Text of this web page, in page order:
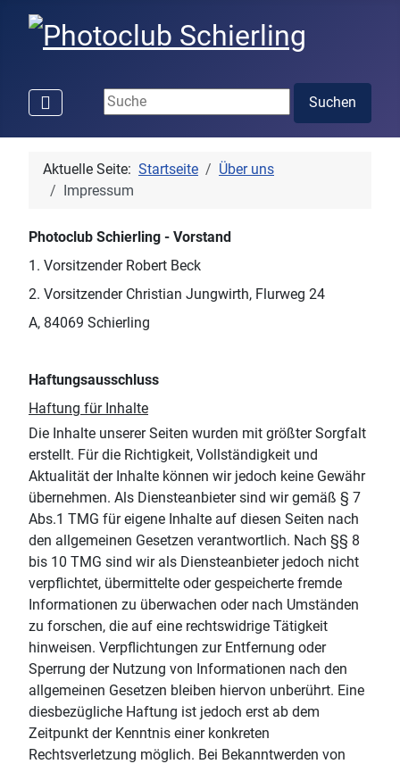
Suchen ...
Suchen
Aktuelle Seite: Startseite
Über uns
Impressum
Photoclub Schierling - Vorstand
1. Vorsitzender Robert Beck
2. Vorsitzender Christian Jungwirth, Flurweg 24
A, 84069 Schierling
Haftungsausschluss
Haftung für Inhalte
Die Inhalte unserer Seiten wurden mit größter Sorgfalt
erstellt. Für die Richtigkeit, Vollständigkeit und
Aktualität der Inhalte können wir jedoch keine Gewähr
übernehmen. Als Diensteanbieter sind wir gemäß § 7
Abs.1 TMG für eigene Inhalte auf diesen Seiten nach
den allgemeinen Gesetzen verantwortlich. Nach §§ 8
bis 10 TMG sind wir als Diensteanbieter jedoch nicht
verpflichtet, übermittelte oder gespeicherte fremde
Informationen zu überwachen oder nach Umständen
zu forschen, die auf eine rechtswidrige Tätigkeit
hinweisen. Verpflichtungen zur Entfernung oder
Sperrung der Nutzung von Informationen nach den
allgemeinen Gesetzen bleiben hiervon unberührt. Eine
diesbezügliche Haftung ist jedoch erst ab dem
Zeitpunkt der Kenntnis einer konkreten
Rechtsverletzung möglich. Bei Bekanntwerden von